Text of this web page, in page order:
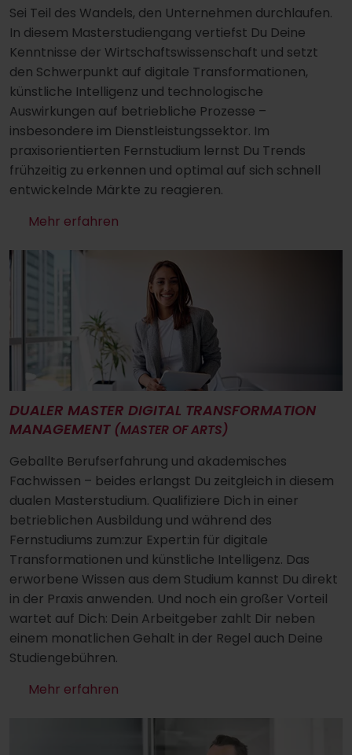
Sei Teil des Wandels, den Unternehmen durchlaufen.
In diesem Masterstudiengang vertiefst Du Deine
Kenntnisse der Wirtschaftswissenschaft und setzt
den Schwerpunkt auf digitale Transformationen,
künstliche Intelligenz und technologische
Auswirkungen auf betriebliche Prozesse –
insbesondere im Dienstleistungssektor. Im
praxisorientierten Fernstudium lernst Du Trends
frühzeitig zu erkennen und optimal auf sich schnell
entwickelnde Märkte zu reagieren.
Mehr erfahren
DUALER MASTER DIGITAL TRANSFORMATION
MANAGEMENT (MASTER OF ARTS)
Geballte Berufserfahrung und akademisches
Fachwissen – beides erlangst Du zeitgleich in diesem
dualen Masterstudium. Qualifiziere Dich in einer
betrieblichen Ausbildung und während des
Fernstudiums zum:zur Expert:in für digitale
Transformationen und künstliche Intelligenz. Das
erworbene Wissen aus dem Studium kannst Du direkt
in der Praxis anwenden. Und noch ein großer Vorteil
wartet auf Dich: Dein Arbeitgeber zahlt Dir neben
einem monatlichen Gehalt in der Regel auch Deine
Studiengebühren.
Mehr erfahren